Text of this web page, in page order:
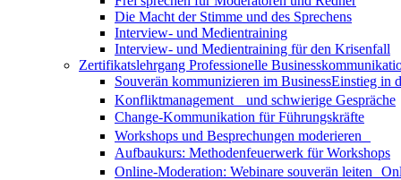
Die Macht der Stimme und des Sprechens
Interview- und Medientraining
Interview- und Medientraining für den Krisenfall
Zertifikatslehrgang Professionelle
Souverän kommunizieren im BusinessEinstieg in
Konfliktmanagement und schwierige Gespräche
Change-Kommunikation für Führungskräfte
Workshops und Besprechungen moderieren
Aufbaukurs: Methodenfeuerwerk für Workshops
Online-Moderation: Webinare souverän leiten